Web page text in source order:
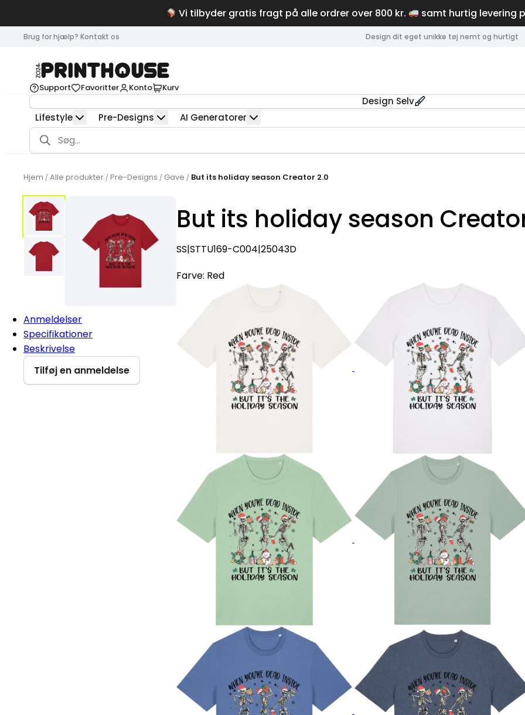
Vi tilbyder gratis fragt på alle ordrer over 800 kr. samt hurtig levering
Brug for hjælp? Kontakt os Design dit eget unikke tøj nemt og hurtigt
Support Favoritter Konto Kurv
Design Selv
Lifestyle
Pre-Designs AI Generatorer
Products
search
Hjem / Alle produkter / Pre-Designs / Gave / But its holiday season Creator 2.0
Anmeldelser
Specifikationer
Beskrivelse
Tilføj en anmeldelse
But its holiday season
SS|STTU169-C004|25043D
Farve: Red